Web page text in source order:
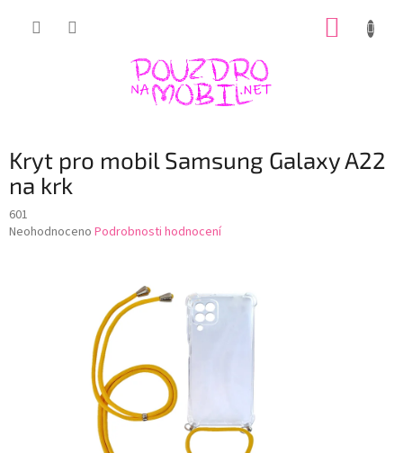
Kryt pro mobil Samsung Galaxy A22
na krk
601
Průměrné
Neohodnoceno Podrobnosti hodnocení